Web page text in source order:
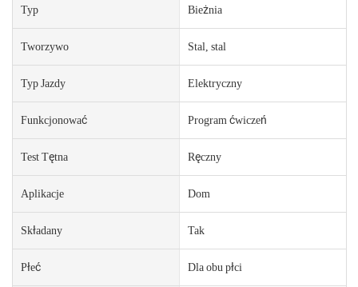
Typ Bieżnia
Tworzywo Stal, stal
Typ Jazdy Elektryczny
Funkcjonować Program ćwiczeń
Test Tętna Ręczny
Aplikacje Dom
Składany Tak
Płeć Dla obu płci